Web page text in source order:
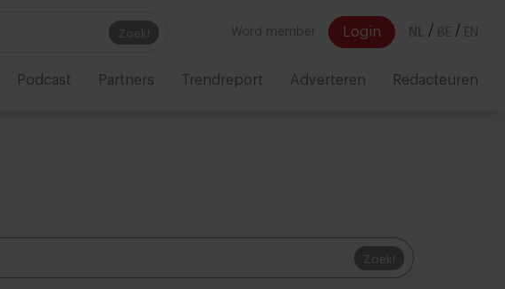
Zoek! Word member Login NL / BE / EN
Podcast Partners Trendreport Adverteren Redacteuren
Zoek!